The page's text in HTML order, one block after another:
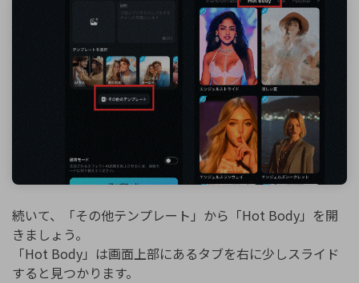
続いて、「その他テンプレート」から「Hot Body」を開
きましょう。
「Hot Body」は画面上部にあるタブを右に少しスライド
すると見つかります。